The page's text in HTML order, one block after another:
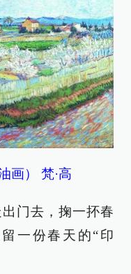
画） 梵·高
门去，掬一抔春
一份春天的“印